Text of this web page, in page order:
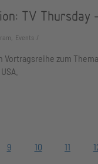
TV Thursday
Events
Vortragsreihe zum
9 10 11